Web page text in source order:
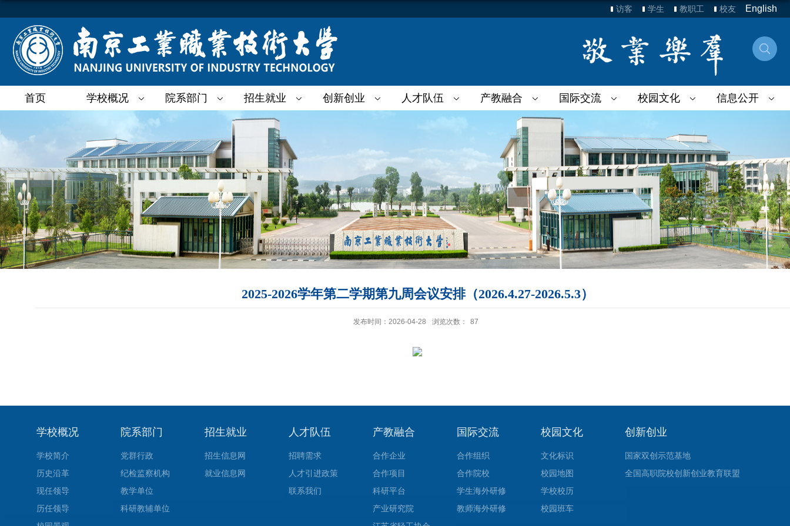
访客 学生 教职工 校友 English
首页 学校概况 院系部门 招生就业 创新创业 人才队伍 产教融合 国际交流 校园文化 信息公开
2025-2026学年第二学期第九周会议安排（2026.4.27-2026.5.3）
发布时间：2026-04-28 浏览次数： 87
学校概况
学校简介
历史沿革
现任领导
历任领导
院系部门
党群行政
纪检监察机构
教学单位
科研教辅单位
招生就业
招生信息网
就业信息网
人才队伍
招聘需求
人才引进政策
联系我们
产教融合
合作企业
合作项目
科研平台
产业研究院
国际交流
合作组织
合作院校
学生海外研修
教师海外研修
校园文化
文化标识
校园地图
学校校历
校园班车
创新创业
国家双创示范基地
全国高职院校创新创业教育联盟